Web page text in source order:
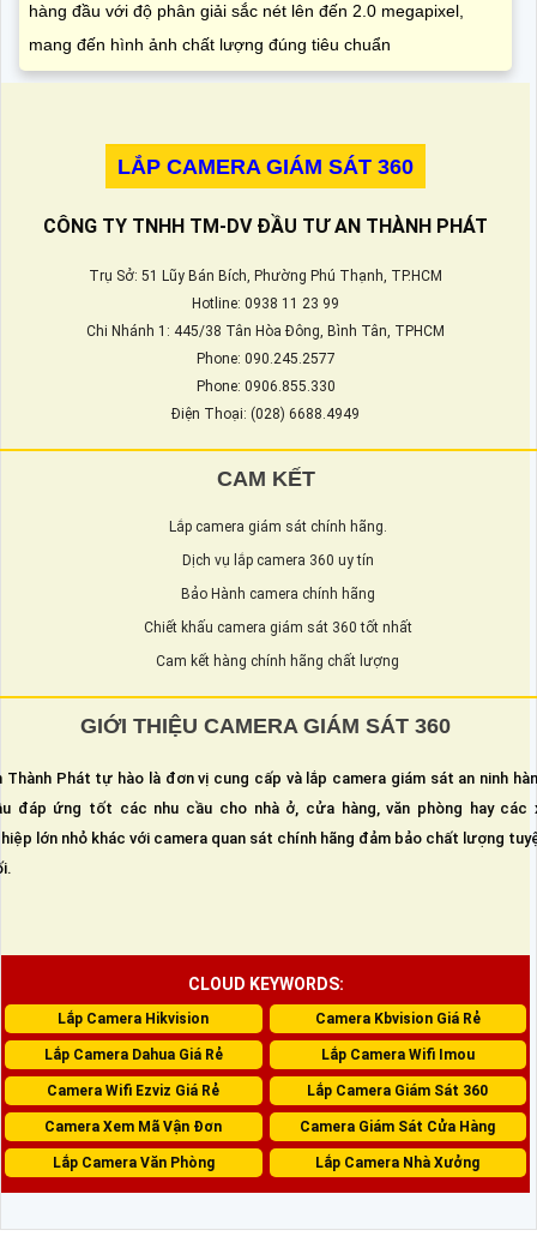
hàng đầu với độ phân giải sắc nét lên đến 2.0 megapixel,
mang đến hình ảnh chất lượng đúng tiêu chuẩn
LẮP CAMERA GIÁM SÁT 360
CÔNG TY TNHH TM-DV ĐẦU TƯ AN THÀNH PHÁT
Trụ Sở: 51 Lũy Bán Bích, Phường Phú Thạnh, TP.HCM
Hotline: 0938 11 23 99
Chi Nhánh 1: 445/38 Tân Hòa Đông, Bình Tân, TPHCM
Phone: 090.245.2577
Phone: 0906.855.330
Điện Thoại: (028) 6688.4949
CAM KẾT
Lắp camera giám sát chính hãng.
Dịch vụ lắp camera 360 uy tín
Bảo Hành camera chính hãng
Chiết khấu camera giám sát 360 tốt nhất
Cam kết hàng chính hãng chất lượng
GIỚI THIỆU CAMERA GIÁM SÁT 360
Thành Phát tự hào là đơn vị cung cấp và lắp camera giám sát an ninh
đáp ứng tốt các nhu cầu cho nhà ở, cửa hàng, văn phòng hay các
lớn nhỏ khác với camera quan sát chính hãng đảm bảo chất lượng
CLOUD KEYWORDS:
Lắp Camera Hikvision Camera Kbvision Giá Rẻ
Lắp Camera Dahua Giá Rẻ Lắp Camera Wifi Imou
Camera Wifi Ezviz Giá Rẻ Lắp Camera Giám Sát 360
Camera Xem Mã Vận Đơn Camera Giám Sát Cửa Hàng
Lắp Camera Văn Phòng Lắp Camera Nhà Xưởng